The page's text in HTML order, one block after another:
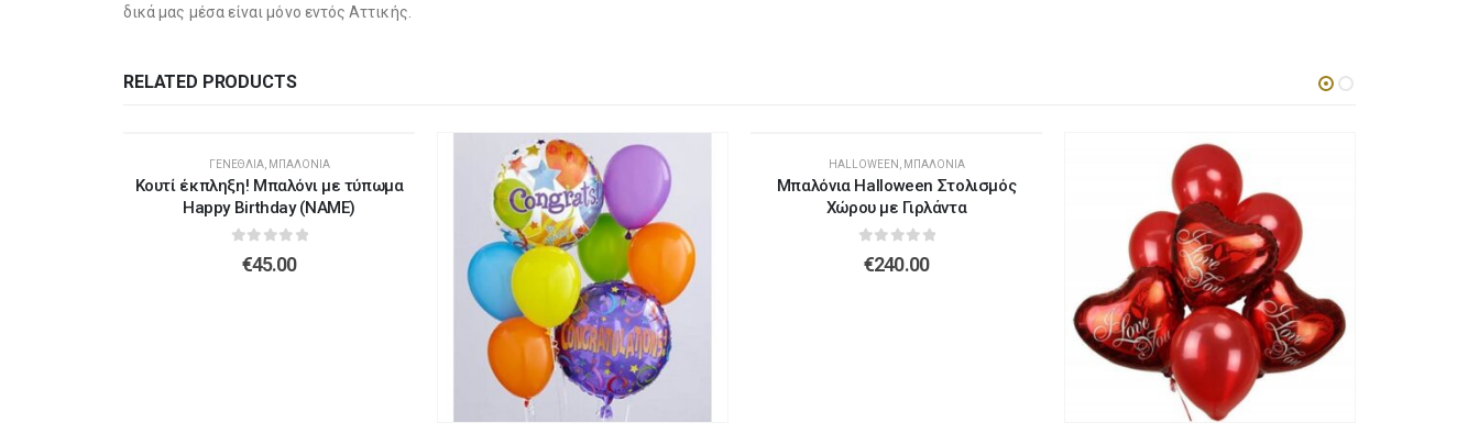
Λούτρινο Λευκό 45εκ(€37.00)
Λούτρινο Γαλάζιο 45εκ(€37.00)
δικά μας μέσα είναι μόνο εντός Αττικής.
RELATED PRODUCTS
ΓΕΝΈΘΛΙΑ, ΜΠΑΛΌΝΙΑ
Κουτί έκπληξη! Μπαλόνι με τύπωμα
Happy Birthday (NAME)
out of 5
€45.00
HALLOWEEN ΜΠΑΛΌΝΙΑ
Μπαλόνια Halloween Στολισμός
Χώρου με Γιρλάντα
out of 5
€240.00